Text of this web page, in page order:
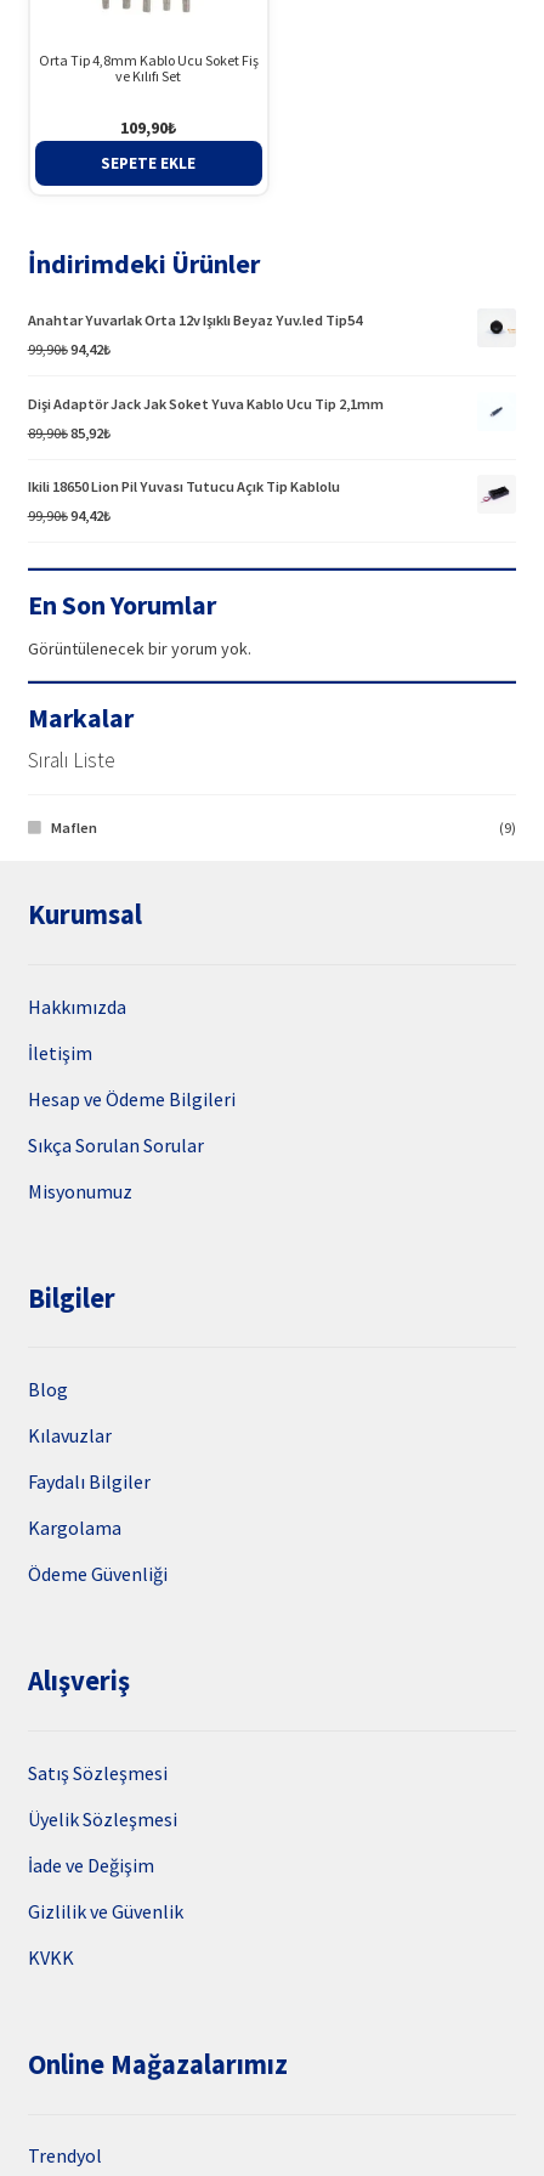
Orta Tip 4,8mm Kablo Ucu Soket Fiş
ve Kılıfı Set
109,90₺
SEPETE EKLE
İndirimdeki Ürünler
Anahtar Yuvarlak Orta 12v Işıklı Beyaz Yuv.led Tip54
99,90₺Orijinal
94,42₺Şu
Dişi Adaptör Jack Jak Soket Yuva Kablo Ucu Tip 2,1mm
89,90₺Orijinal
85,92₺Şu
Ikili 18650 Lion Pil Yuvası Tutucu Açık Tip Kablolu
99,90₺Orijinal
94,42₺Şu
En Son Yorumlar
Görüntülenecek bir yorum yok.
Markalar
Sıralı Liste
Maflen (9)
Kurumsal
Hakkımızda
İletişim
Hesap ve Ödeme Bilgileri
Sıkça Sorulan Sorular
Misyonumuz
Bilgiler
Blog
Kılavuzlar
Faydalı Bilgiler
Kargolama
Ödeme Güvenliği
Alışveriş
Satış Sözleşmesi
Üyelik Sözleşmesi
İade ve Değişim
Gizlilik ve Güvenlik
KVKK
Online Mağazalarımız
Trendyol